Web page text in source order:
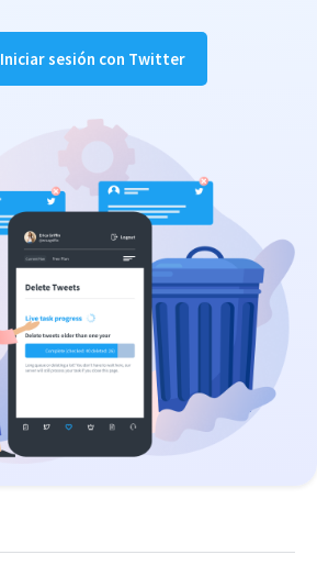
Iniciar sesión con Twitter